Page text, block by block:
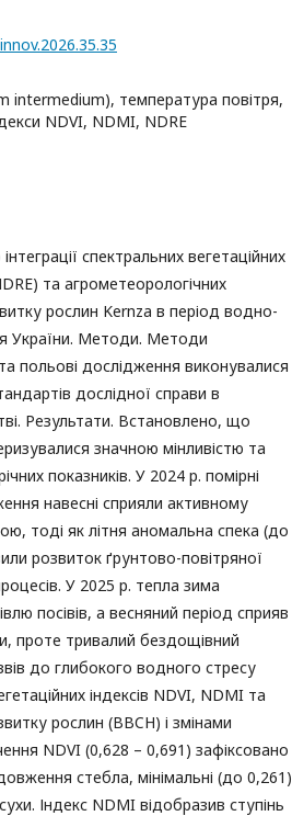
intermedium), температура повітря,
NDVI, NDMI, NDRE
спектральних вегетаційних
та агрометеорологічних
рослин Kernza в період водно-
України. Методи. Методи
польові дослідження виконувалися
дослідної справи в
Результати. Встановлено, що
значною мінливістю та
показників. У 2024 р. помірні
навесні сприяли активному
тоді як літня аномальна спека (до
розвиток ґрунтово-повітряної
У 2025 р. тепла зима
посівів, а весняний період сприяв
проте тривалий бездощівний
до глибокого водного стресу
індексів NDVI, NDMI та
рослин (BBCH) і змінами
NDVI (0,628 – 0,691) зафіксовано
стебла, мінімальні (до 0,261)
Індекс NDMI відобразив ступінь